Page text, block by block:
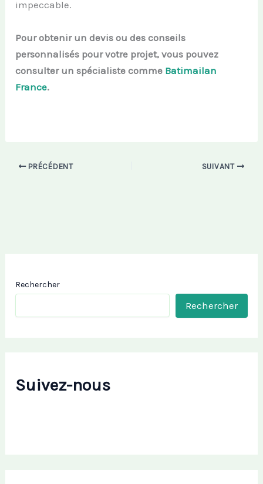
impeccable.
Pour obtenir un devis ou des conseils
personnalisés pour votre projet, vous pouvez
consulter un spécialiste comme Batimailan
France.
PRÉCÉDENT SUIVANT
Rechercher
Rechercher
Suivez-nous